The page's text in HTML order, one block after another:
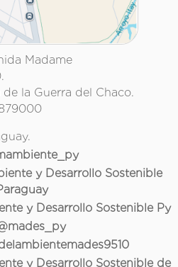
Madame
de la Guerra del Chaco.
y Desarrollo Sostenible
y Desarrollo Sostenible Py
y Desarrollo Sostenible de